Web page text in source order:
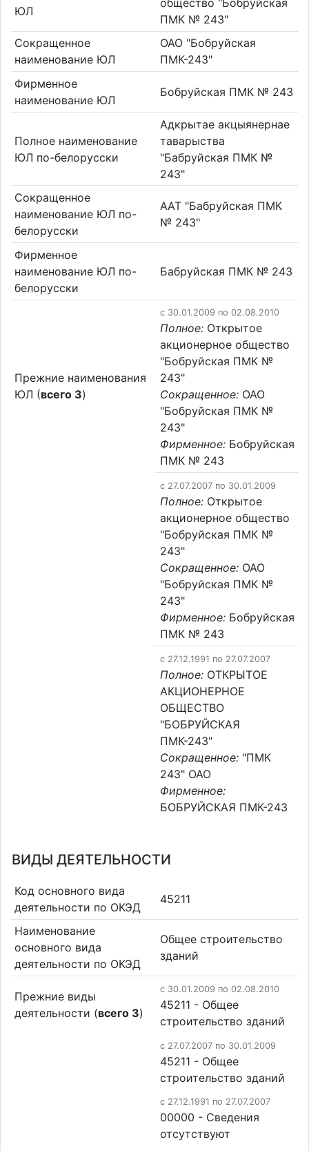
ЮЛ
ПМК № 243"
Сокращенное
наименование ЮЛ
ОАО "Бобруйская
ПМК-243"
Фирменное
наименование ЮЛ
Бобруйская ПМК № 243
Полное наименование
ЮЛ по-белорусски
Адкрытае акцыянернае
таварыства
"Бабруйская ПМК №
243"
Сокращенное
наименование ЮЛ по-
белорусски
ААТ "Бабруйская ПМК
№ 243"
Фирменное
наименование ЮЛ по-
белорусски
Бабруйская ПМК № 243
Прежние наименования
ЮЛ (всего 3)
c 30.01.2009 по 02.08.2010
Полное: Открытое
акционерное общество
"Бобруйская ПМК №
243"
Сокращенное: ОАО
"Бобруйская ПМК №
243"
Фирменное: Бобруйская
ПМК № 243
c 27.07.2007 по 30.01.2009
Полное: Открытое
акционерное общество
"Бобруйская ПМК №
243"
Сокращенное: ОАО
"Бобруйская ПМК №
243"
Фирменное: Бобруйская
ПМК № 243
c 27.12.1991 по 27.07.2007
Полное: ОТКРЫТОЕ
АКЦИОНЕРНОЕ
ОБЩЕСТВО
"БОБРУЙСКАЯ
ПМК-243"
Сокращенное: "ПМК
243" ОАО
Фирменное:
БОБРУЙСКАЯ ПМК-243
ВИДЫ ДЕЯТЕЛЬНОСТИ
Код основного вида
деятельности по ОКЭД
45211
Наименование
основного вида
деятельности по ОКЭД
Общее строительство
зданий
Прежние виды
деятельности (всего 3)
c 30.01.2009 по 02.08.2010
45211 - Общее
строительство зданий
c 27.07.2007 по 30.01.2009
45211 - Общее
строительство зданий
c 27.12.1991 по 27.07.2007
00000 - Cведения
отсутствуют